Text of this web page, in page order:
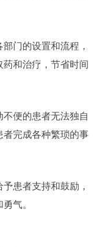
门的设置和流程，
和治疗，节省时间
便的患者无法独自
者完成各种繁琐的事
患者支持和鼓励，
气。